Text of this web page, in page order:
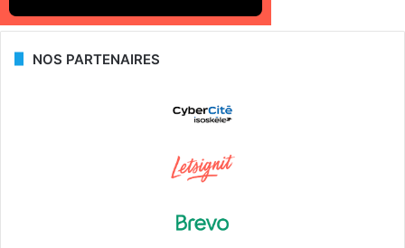
NOS PARTENAIRES